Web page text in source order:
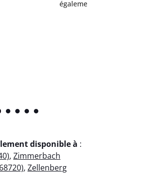
disponible à :
, Zimmerbach
, Zellenberg